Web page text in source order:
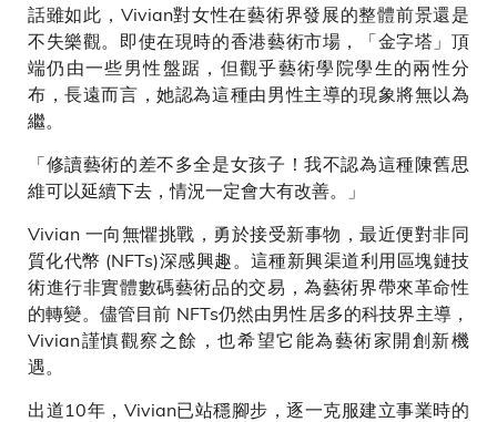
話雖如此，Vivian對女性在藝術界發展的整體前景還是
不失樂觀。即使在現時的香港藝術市場，「金字塔」頂
端仍由一些男性盤踞，但觀乎藝術學院學生的兩性分
布，長遠而言，她認為這種由男性主導的現象將無以為
繼。
「修讀藝術的差不多全是女孩子！我不認為這種陳舊思
維可以延續下去，情況一定會大有改善。」
Vivian 一向無懼挑戰，勇於接受新事物，最近便對非同
質化代幣 (NFTs)深感興趣。這種新興渠道利用區塊鏈技
術進行非實體數碼藝術品的交易，為藝術界帶來革命性
的轉變。儘管目前 NFTs仍然由男性居多的科技界主導，
Vivian謹慎觀察之餘，也希望它能為藝術家開創新機
遇。
出道10年，Vivian已站穩腳步，逐一克服建立事業時的